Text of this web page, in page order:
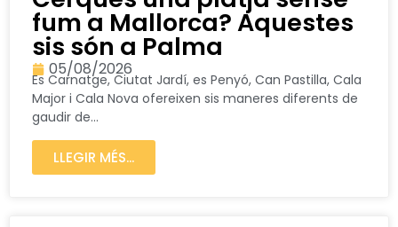
fum a Mallorca? Aquestes
sis són a Palma
05/08/2026
Es Carnatge, Ciutat Jardí, es Penyó, Can Pastilla, Cala
Major i Cala Nova ofereixen sis maneres diferents de
gaudir de...
LLEGIR MÉS...